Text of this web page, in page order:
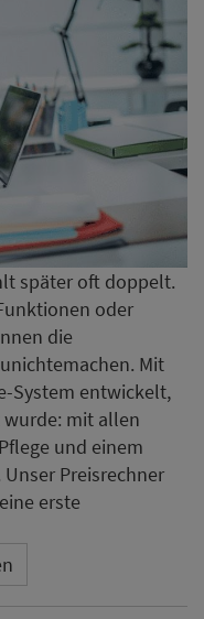
später oft doppelt.
oder
die
Mit
System entwickelt,
mit allen
und einem
Preisrechner
erste